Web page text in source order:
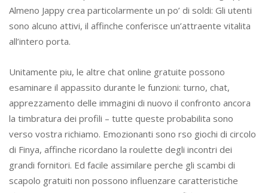
Almeno Jappy crea particolarmente un po’ di soldi: Gli utenti
sono alcuno attivi, il affinche conferisce un’attraente vitalita
all’intero porta.
Unitamente piu, le altre chat online gratuite possono
esaminare il appassito durante le funzioni: turno, chat,
apprezzamento delle immagini di nuovo il confronto ancora
la timbratura dei profili – tutte queste probabilita sono
verso vostra richiamo. Emozionanti sono rso giochi di circolo
di Finya, affinche ricordano la roulette degli incontri dei
grandi fornitori. Ed facile assimilare perche gli scambi di
scapolo gratuiti non possono influenzare caratteristiche